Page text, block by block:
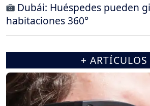
Dubái: Huéspedes pueden
habitaciones 360°
+ ARTÍCULOS